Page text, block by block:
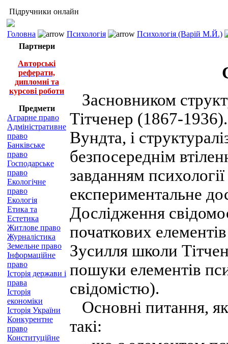
Підручники онлайн
Головна Психологія
Психологія (Варій М.Й.)
Партнери
Авторські
реферати,
дипломні та
курсові роботи
Предмети
Аграрне право
Адміністративне
право
Банківське
право
Господарське
право
Екологічне
право
Екологія
Етика та
Естетика
Житлове право
Журналістика
Земельне право
Інформаційне
право
Історія держави і
права
Історія
економіки
Історія України
Конкурентне
право
Конституційне
Засновником
Тітченер (1867-
Вундта, і
безпосереднім
завданням
експериментальне
Дослідження
початкових
Зусилля школи
пошуки елементів
свідомістю).
Основні питання,
такі: